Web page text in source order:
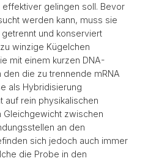
effektiver gelingen soll. Bevor
werden kann, muss sie
und konserviert
winzige Kügelchen
mit einem kurzen DNA-
die zu trennende mRNA
als Hybridisierung
auf rein physikalischen
Gleichgewicht zwischen
an den
sich jedoch auch immer
die Probe in den